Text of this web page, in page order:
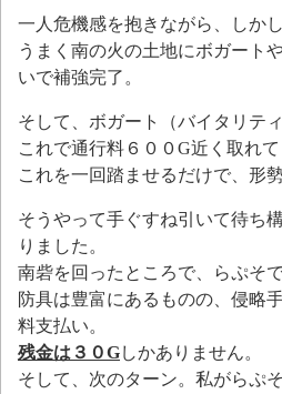
一人危機感を抱きながら、しか
うまく南の火の土地にボガート
いで補強完了。
そして、ボガート（バイタリテ
これで通行料６００G近く取れて
これを一回踏ませるだけで、形
そうやって手ぐすね引いて待ち
りました。
南砦を回ったところで、らぷそ
防具は豊富にあるものの、侵略
料支払い。
残金は３０Gしかありません。
そして、次のターン。私がらぷ